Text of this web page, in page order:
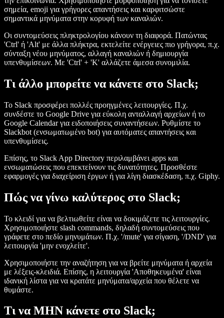
σημεία, emoji για γρήγορες απαντήσεις και καρφιτσώστε
σημαντικά μηνύματα στην κορυφή των καναλιών.
Οι συντομεύσεις πληκτρολογίου κάνουν τη διαφορά. Πατώντας
'Ctrl' ή 'Alt' με άλλα πλήκτρα, εκτελείτε ενέργειες πιο γρήγορα, π.χ.
σύνταξη νέου μηνύματος, αλλαγή καναλιών ή δημιουργία
υπενθυμίσεων. Με 'Ctrl' + 'K' αλλάζετε άμεσα συνομιλία.
Τι άλλο μπορείτε να κάνετε στο Slack;
Το Slack προσφέρει πολλές προηγμένες λειτουργίες. Π.χ.
συνδέστε το Google Drive για εύκολη ανταλλαγή αρχείων ή το
Google Calendar για ειδοποιήσεις συναντήσεων. Ρυθμίστε το
Slackbot (ενσωματωμένο bot) για αυτόματες απαντήσεις και
υπενθυμίσεις.
Επίσης, το Slack App Directory περιλαμβάνει apps και
ενσωματώσεις που επεκτείνουν τις δυνατότητες. Προσθέστε
εφαρμογές για διαχείριση έργων ή για λίγη διασκέδαση, π.χ. Giphy.
Πώς να γίνω καλύτερος στο Slack;
Το κλειδί για να βελτιωθείτε είναι να δοκιμάζετε τις λειτουργίες.
Χρησιμοποιήστε slash commands, δηλαδή συντομεύσεις που
γράφετε στο πεδίο μηνυμάτων. Π.χ. '/mute' για σίγαση, '/DND' για
λειτουργία 'μην ενοχλείτε'.
Χρησιμοποιήστε την αναζήτηση για να βρείτε μηνύματα ή αρχεία
με λέξεις-κλειδιά. Επίσης, η λειτουργία 'Αποθηκευμένα' είναι
ιδανική λίστα για να κρατάτε μηνύματα/αρχεία που θέλετε να
θυμάστε.
Τι να ΜΗΝ κάνετε στο Slack;